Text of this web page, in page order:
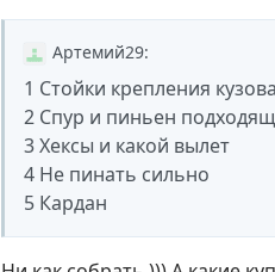
Артемий29:
1 Стойки крепления кузова
2 Спур и пиньен
3 Хексы и какой вылет
4 Не пинать сильно
5 Кардан